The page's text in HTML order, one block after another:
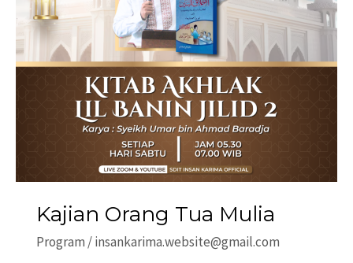
Kajian Orang Tua Mulia
Program /insankarima.website@gmail.com